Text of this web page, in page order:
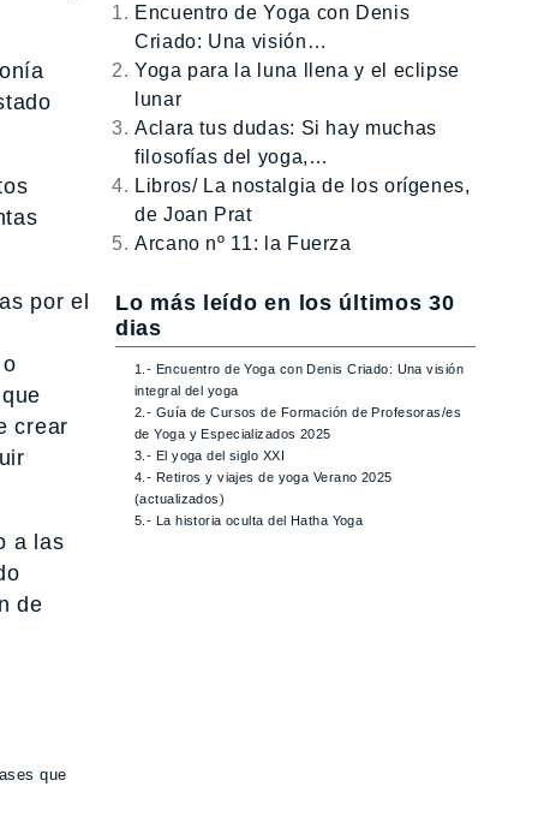
por el
crear
a las
de
que
Encuentro de Yoga con Denis
Criado: Una visión…
Yoga para la luna llena y el eclipse
lunar
Aclara tus dudas: Si hay muchas
filosofías del yoga,…
Libros/ La nostalgia de los orígenes,
de Joan Prat
Arcano nº 11: la Fuerza
Lo más leído en los últimos 30
dias
1.- Encuentro de Yoga con Denis Criado: Una visión
integral del yoga
2.- Guía de Cursos de Formación de Profesoras/es
de Yoga y Especializados 2025
3.- El yoga del siglo XXI
4.- Retiros y viajes de yoga Verano 2025
(actualizados)
5.- La historia oculta del Hatha Yoga